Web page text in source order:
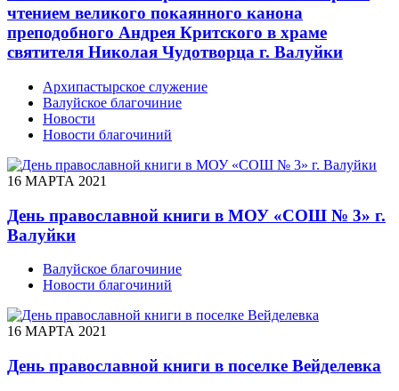
чтением великого покаянного канона
преподобного Андрея Критского в храме
святителя Николая Чудотворца г. Валуйки
Архипастырское служение
Валуйское благочиние
Новости
Новости благочиний
16 МАРТА 2021
День православной книги в МОУ «СОШ № 3» г.
Валуйки
Валуйское благочиние
Новости благочиний
16 МАРТА 2021
День православной книги в поселке Вейделевка